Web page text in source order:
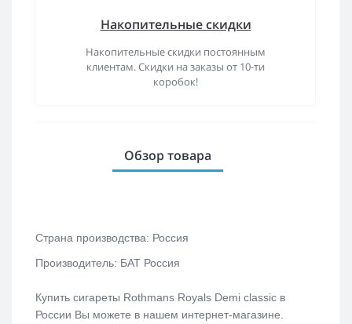
Накопительные скидки
Накопительные скидки постоянным
клиентам. Скидки на заказы от 10-ти
коробок!
Обзор товара
Страна производства: Россия
Производитель: БАТ Россия
Купить сигареты Rothmans Royals Demi classic в
России Вы можете в нашем интернет-магазине.